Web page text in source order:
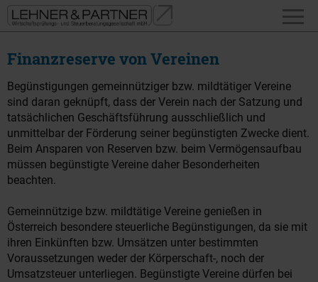
Finanzreserve von Vereinen
Begünstigungen gemeinnütziger bzw. mildtätiger Vereine
sind daran geknüpft, dass der Verein nach der Satzung und
tatsächlichen Geschäftsführung ausschließlich und
unmittelbar der Förderung seiner begünstigten Zwecke dient.
Beim Ansparen von Reserven bzw. beim Vermögensaufbau
müssen begünstigte Vereine daher Besonderheiten
beachten.
Gemeinnützige bzw. mildtätige Vereine genießen in
Österreich besondere steuerliche Begünstigungen, da sie mit
ihren Einkünften bzw. Umsätzen unter bestimmten
Voraussetzungen weder der Körperschaft-, noch der
Umsatzsteuer unterliegen. Begünstigte Vereine dürfen bei